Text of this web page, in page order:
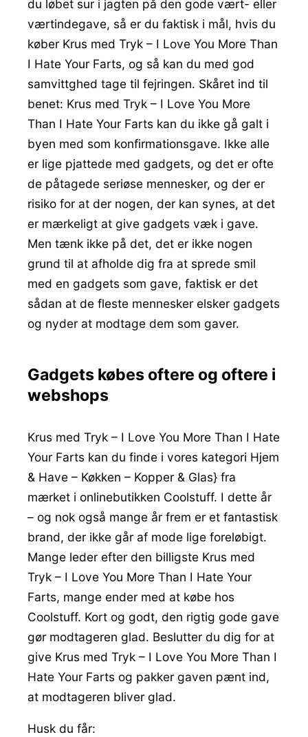
du løbet sur i jagten på den gode vært- eller
værtindegave, så er du faktisk i mål, hvis du
køber Krus med Tryk – I Love You More Than
I Hate Your Farts, og så kan du med god
samvittghed tage til fejringen. Skåret ind til
benet: Krus med Tryk – I Love You More
Than I Hate Your Farts kan du ikke gå galt i
byen med som konfirmationsgave. Ikke alle
er lige pjattede med gadgets, og det er ofte
de påtagede seriøse mennesker, og der er
risiko for at der nogen, der kan synes, at det
er mærkeligt at give gadgets væk i gave.
Men tænk ikke på det, det er ikke nogen
grund til at afholde dig fra at sprede smil
med en gadgets som gave, faktisk er det
sådan at de fleste mennesker elsker gadgets
og nyder at modtage dem som gaver.
Gadgets købes oftere og oftere i
webshops
Krus med Tryk – I Love You More Than I Hate
Your Farts kan du finde i vores kategori Hjem
& Have – Køkken – Kopper & Glas} fra
mærket i onlinebutikken Coolstuff. I dette år
– og nok også mange år frem er et fantastisk
brand, der ikke går af mode lige foreløbigt.
Mange leder efter den billigste Krus med
Tryk – I Love You More Than I Hate Your
Farts, mange ender med at købe hos
Coolstuff. Kort og godt, den rigtig gode gave
gør modtageren glad. Beslutter du dig for at
give Krus med Tryk – I Love You More Than I
Hate Your Farts og pakker gaven pænt ind,
at modtageren bliver glad.
Husk du får: